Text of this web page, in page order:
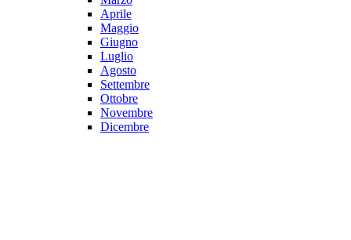
Aprile
Maggio
Giugno
Luglio
Agosto
Settembre
Ottobre
Novembre
Dicembre